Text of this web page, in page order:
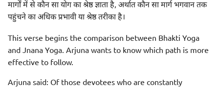
मार्गों में से कौन सा योग का श्रेष्ठ ज्ञाता है, अर्थात कौन सा मार्ग भगवान तक
पहुंचने का अधिक प्रभावी या श्रेष्ठ तरीका है।
This verse begins the comparison between Bhakti Yoga
and Jnana Yoga. Arjuna wants to know which path is more
effective to follow.
Arjuna said: Of those devotees who are constantly